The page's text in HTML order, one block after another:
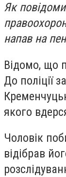
Як
напав на
Відомо, що
До поліції
якого
Чоловік
відібрав